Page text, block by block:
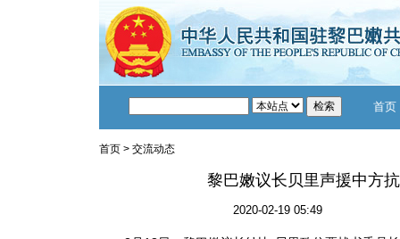
首页
首页 > 交流动态
黎巴嫩议长贝里声援中方
2020-02-19 05:49